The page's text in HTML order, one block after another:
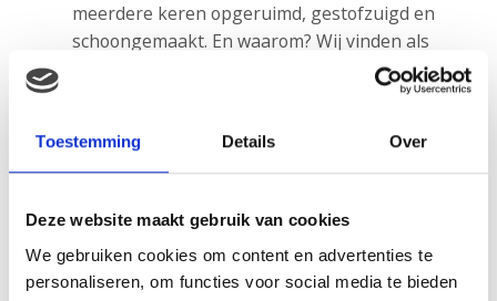
Toestemming Details Over
Deze website maakt gebruik van cookies
We gebruiken cookies om content en advertenties te
personaliseren, om functies voor social media te bieden
meerdere keren opgeruimd, gestofzuigd en
schoongemaakt. En waarom? Wij vinden als
moeders dat de baby een schone leefomgeving
verdient. Bovendien is je pasgeboren kindje
virussen. Alles moet dus perfect schoon zijn!
kraambezoek over de vloer gaat komen en we
willen niet de indruk wekken dat er geen tijd is
geweest om de boel schoon te houden.